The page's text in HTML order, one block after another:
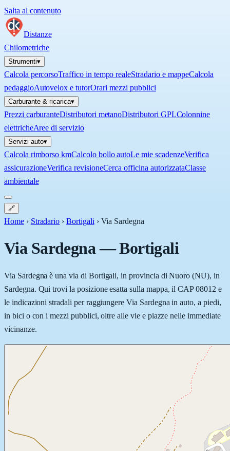
Salta al contenuto
Distanze
Chilometriche
Strumenti▾
Calcola percorsoTraffico in tempo realeStradario e mappeCalcola
pedaggioAutovelox e tutorOrari mezzi pubblici
Carburante & ricarica▾
Prezzi carburanteDistributori metanoDistributori GPLColonnine
elettricheAree di servizio
Servizi auto▾
Calcola rimborso kmCalcolo bollo autoLe mie scadenzeVerifica
assicurazioneVerifica revisioneCerca officina autorizzataClasse
ambientale
🔗
Home › Stradario › Bortigali › Via Sardegna
Via Sardegna—Bortigali
Via Sardegna è una via di Bortigali, in provincia di Nuoro (NU), in
Sardegna. Qui trovi la posizione esatta sulla mappa, il CAP 08012 e
le indicazioni stradali per raggiungere Via Sardegna in auto, a piedi,
in bici o con i mezzi pubblici, oltre alle vie e piazze nelle immediate
vicinanze.